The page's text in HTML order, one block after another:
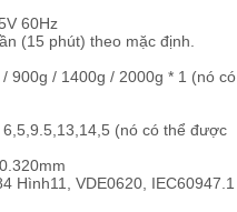
60Hz
(15 phút) theo mặc định.
900g / 1400g / 2000g * 1 (nó có
(nó có thể được
Hình11, VDE0620, IEC60947.1